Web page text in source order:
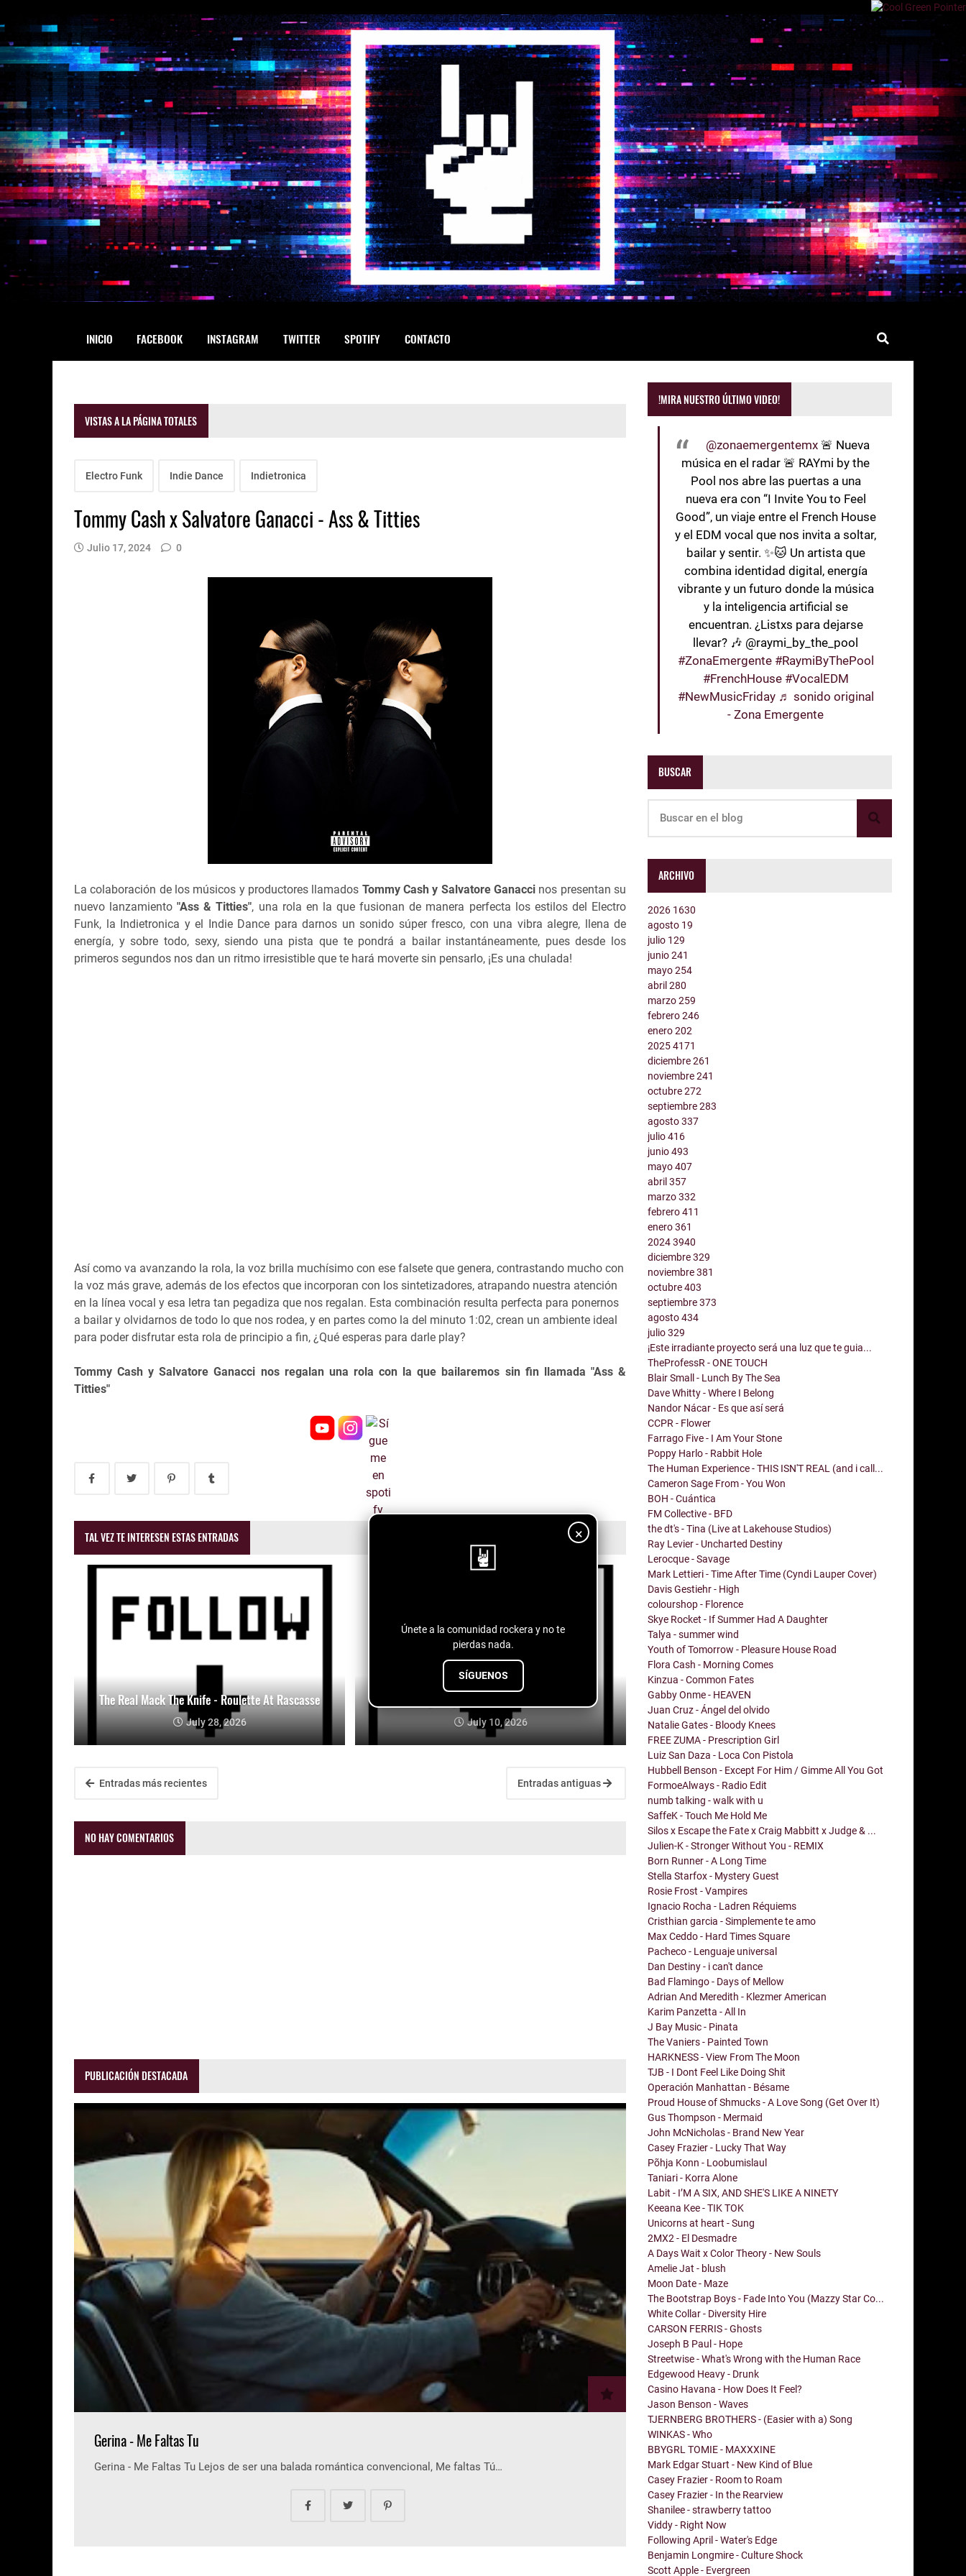
INICIO FACEBOOK INSTAGRAM TWITTER SPOTIFY CONTACTO
×
Únete a la comunidad rockera y no te
pierdas nada.
SÍGUENOS
VISTAS A LA PÁGINA TOTALES
Electro Funk Indie Dance Indietronica
Tommy Cash x Salvatore Ganacci - Ass & Titties
Julio 17, 2024 0
La colaboración de los músicos y productores llamados Tommy Cash y Salvatore Ganacci nos presentan su
nuevo lanzamiento "Ass & Titties", una rola en la que fusionan de manera perfecta los estilos del Electro
Funk, la Indietronica y el Indie Dance para darnos un sonido súper fresco, con una vibra alegre, llena de
energía, y sobre todo, sexy, siendo una pista que te pondrá a bailar instantáneamente, pues desde los
primeros segundos nos dan un ritmo irresistible que te hará moverte sin pensarlo, ¡Es una chulada!
Así como va avanzando la rola, la voz brilla muchísimo con ese falsete que genera, contrastando mucho con
la voz más grave, además de los efectos que incorporan con los sintetizadores, atrapando nuestra atención
en la línea vocal y esa letra tan pegadiza que nos regalan. Esta combinación resulta perfecta para ponernos
a bailar y olvidarnos de todo lo que nos rodea, y en partes como la del minuto 1:02, crean un ambiente ideal
para poder disfrutar esta rola de principio a fin, ¿Qué esperas para darle play?
Tommy Cash y Salvatore Ganacci nos regalan una rola con la que bailaremos sin fin llamada "Ass &
Titties"
TAL VEZ TE INTERESEN ESTAS ENTRADAS
The Real Mack The Knife - Roulette At Rascasse
July 28, 2026 July 10, 2026
Entradas más recientes Entradas antiguas
NO HAY COMENTARIOS
PUBLICACIÓN DESTACADA
Gerina - Me Faltas Tu
Gerina - Me Faltas Tu Lejos de ser una balada romántica convencional, Me faltas Tú…
!MIRA NUESTRO ÚLTIMO VIDEO!
@zonaemergentemx 🚨 Nueva
música en el radar 🚨 RAYmi by the
Pool nos abre las puertas a una
nueva era con “I Invite You to Feel
Good”, un viaje entre el French House
y el EDM vocal que nos invita a soltar,
bailar y sentir. ✨🐱 Un artista que
combina identidad digital, energía
vibrante y un futuro donde la música
y la inteligencia artificial se
encuentran. ¿Listxs para dejarse
llevar? 🎶 @raymi_by_the_pool
#ZonaEmergente #RaymiByThePool
#FrenchHouse #VocalEDM
#NewMusicFriday ♬ sonido original
- Zona Emergente
BUSCAR
ARCHIVO
2026 1630
agosto 19
julio 129
junio241
mayo254
abril280
marzo259
febrero246
enero202
20254171
diciembre261
noviembre241
octubre272
septiembre283
agosto337
julio416
junio493
mayo407
abril357
marzo332
febrero411
enero361
20243940
diciembre329
noviembre381
octubre403
septiembre373
agosto434
julio329
¡Este irradiante proyecto será una luz que te guia...
TheProfessR - ONE TOUCH
Blair Small - Lunch By The Sea
Dave Whitty - Where I Belong
Nandor Nácar - Es que así será
CCPR - Flower
Farrago Five - I Am Your Stone
Poppy Harlo - Rabbit Hole
The Human Experience - THIS ISN'T REAL (and i call...
Cameron Sage From - You Won
BOH - Cuántica
FM Collective - BFD
the dt's - Tina (Live at Lakehouse Studios)
Ray Levier - Uncharted Destiny
Lerocque - Savage
Mark Lettieri - Time After Time (Cyndi Lauper Cover)
Davis Gestiehr - High
colourshop - Florence
Skye Rocket - If Summer Had A Daughter
Talya - summer wind
Youth of Tomorrow - Pleasure House Road
Flora Cash - Morning Comes
Kinzua - Common Fates
Gabby Onme - HEAVEN
Juan Cruz - Ángel del olvido
Natalie Gates - Bloody Knees
FREE ZUMA - Prescription Girl
Luiz San Daza - Loca Con Pistola
Hubbell Benson - Except For Him / Gimme All You Got
FormoeAlways - Radio Edit
numb talking - walk with u
SaffeK - Touch Me Hold Me
Silos x Escape the Fate x Craig Mabbitt x Judge & ...
Julien-K - Stronger Without You - REMIX
Born Runner - A Long Time
Stella Starfox - Mystery Guest
Rosie Frost - Vampires
Ignacio Rocha - Ladren Réquiems
Cristhian garcia - Simplemente te amo
Max Ceddo - Hard Times Square
Pacheco - Lenguaje universal
Dan Destiny - i can't dance
Bad Flamingo - Days of Mellow
Adrian And Meredith - Klezmer American
Karim Panzetta - All In
J Bay Music - Pinata
The Vaniers - Painted Town
HARKNESS - View From The Moon
TJB - I Dont Feel Like Doing Shit
Operación Manhattan - Bésame
Proud House of Shmucks - A Love Song (Get Over It)
Gus Thompson - Mermaid
John McNicholas - Brand New Year
Casey Frazier - Lucky That Way
Põhja Konn - Loobumislaul
Taniari - Korra Alone
Labit - I’M A SIX, AND SHE'S LIKE A NINETY
Keeana Kee - TIK TOK
Unicorns at heart - Sung
2MX2 - El Desmadre
A Days Wait x Color Theory - New Souls
Amelie Jat - blush
Moon Date - Maze
The Bootstrap Boys - Fade Into You (Mazzy Star Co...
White Collar - Diversity Hire
CARSON FERRIS - Ghosts
Joseph B Paul - Hope
Streetwise - What's Wrong with the Human Race
Edgewood Heavy - Drunk
Casino Havana - How Does It Feel?
Jason Benson - Waves
TJERNBERG BROTHERS - (Easier with a) Song
WINKAS - Who
BBYGRL TOMIE - MAXXXINE
Mark Edgar Stuart - New Kind of Blue
Casey Frazier - Room to Roam
Casey Frazier - In the Rearview
Shanilee - strawberry tattoo
Viddy - Right Now
Following April - Water's Edge
Benjamin Longmire - Culture Shock
Scott Apple - Evergreen